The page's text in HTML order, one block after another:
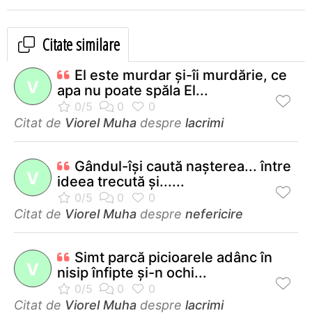
Citate similare
V
El este murdar şi-îi murdărie, ce
apa nu poate spăla El...
Citat de Viorel Muha despre lacrimi
V
Gândul-îşi caută naşterea... între
ideea trecută şi......
Citat de Viorel Muha despre nefericire
V
Simt parcă picioarele adânc în
nisip înfipte şi-n ochi...
Citat de Viorel Muha despre lacrimi